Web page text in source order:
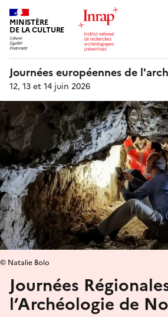
MINISTÈRE
DE LA CULTURE
Journées européennes de
12, 13 et 14 juin 2026
Journées
l’Archéologie de
© Natalie Bolo